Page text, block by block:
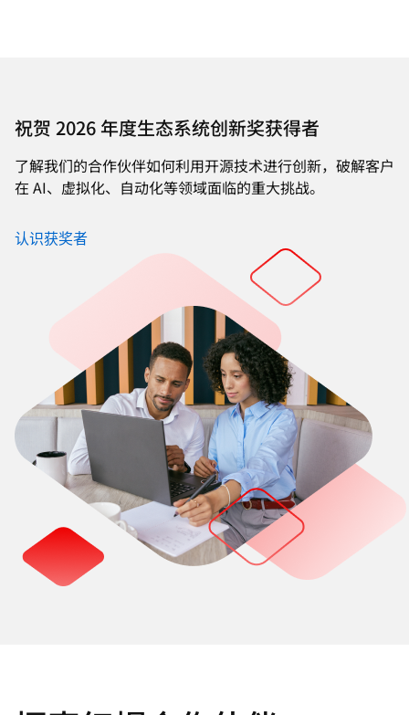
祝贺 2026 年度生态系统创新奖获得者
了解我们的合作伙伴如何利用开源技术进行创新，破解客户
在 AI、虚拟化、自动化等领域面临的重大挑战。
认识获奖者